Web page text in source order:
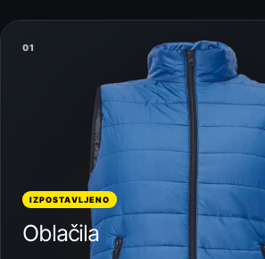
01
IZPOSTAVLJENO
Oblačila